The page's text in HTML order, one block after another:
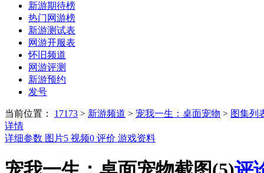
新游期待榜
热门网游榜
新游测试表
网游开服表
怀旧频道
网游评测
新游预约
发号
当前位置： 17173 > 新游频道 > 宠我一生：桌面宠物 > 图集列
详情
详细参数 图片5 视频0 评价 游戏资料